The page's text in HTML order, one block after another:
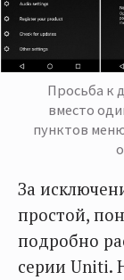
Просьба к
вместо
пунктов
За
простой,
подробно
серии Uniti.